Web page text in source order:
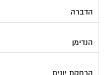
הנדימן
הרחקת יונים